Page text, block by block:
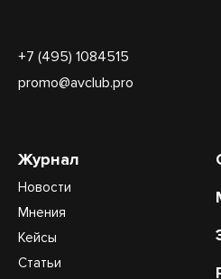
+7 (495) 1084515
promo@avclub.pro
Журнал
Новости
Мнения
Кейсы
Статьи